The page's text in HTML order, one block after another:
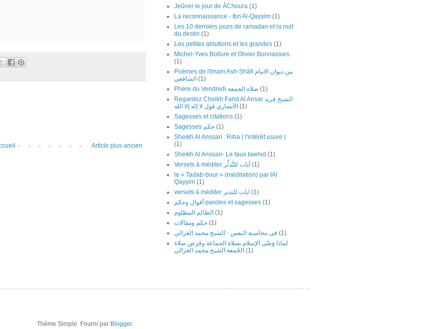
Article plus ancien
Jeûner le jour de ÀChoura (1)
La reconnaissance - Ibn Al-Qayyim (1)
Les 10 derniers jours de ramadan et la nuit
du destin (1)
Les petites ablutions et les grandes (1)
Michel-Yves Bollore et Olivier Bonnassies
(1)
Poèmes de l'Imam Ash-Shâfi من ديوان الامام
الشافعي (1)
Prière du Vendredi صلاة الجمعة (1)
Regardez Cheikh Farid Al Ansar الشيخ فريد
الأنصاري قول لا إله إلا الله (1)
Sagesses et citations (1)
Sagesses حكم (1)
Sheikh Al Anssari : Riba ( l'intérêt usure (
(1)
Sheikh Al Anssari- Le faux tawhid (1)
Versets à méditer آيات للتَّدبٌّر (1)
le « Tadab-bour » (méditation) par IAl
Qayyim (1)
versets ‎à ‎méditer ‎ايات ‏للتدبر (1)
أقوال وحكم paroles et sagesses (1)
الظالم المظلوم (1)
حكم ومقالات (1)
فى محاسبة النفس - الشيخ محمد الغزالي (1)
لماذا وَصَّى الإسلام بصلاة الجماعة وفَرَض صلاةَ
الجُمعة الشيخ محمد الغزالي (1)
Thème Simple. Fourni par Blogger.